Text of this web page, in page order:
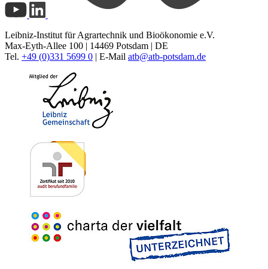
Leibniz-Institut für Agrartechnik und Bioökonomie e.V.
Max-Eyth-Allee 100 | 14469 Potsdam | DE
Tel. +49 (0)331 5699 0 | E-Mail atb@atb-potsdam.de